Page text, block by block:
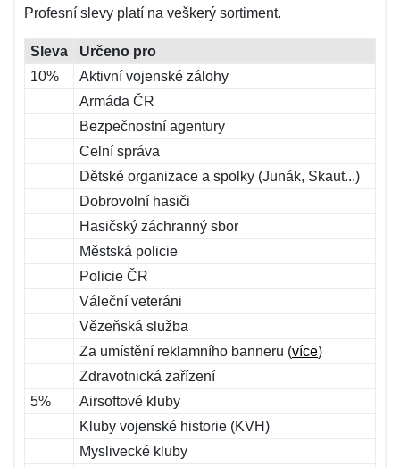
Profesní slevy platí na veškerý sortiment.
Sleva
Určeno pro
10%
Aktivní vojenské zálohy
Armáda ČR
Bezpečnostní agentury
Celní správa
Dětské organizace a spolky (Junák, Skaut...)
Dobrovolní hasiči
Hasičský záchranný sbor
Městská policie
Policie ČR
Váleční veteráni
Vězeňská služba
Za umístění reklamního banneru (více)
Zdravotnická zařízení
5%
Airsoftové kluby
Kluby vojenské historie (KVH)
Myslivecké kluby